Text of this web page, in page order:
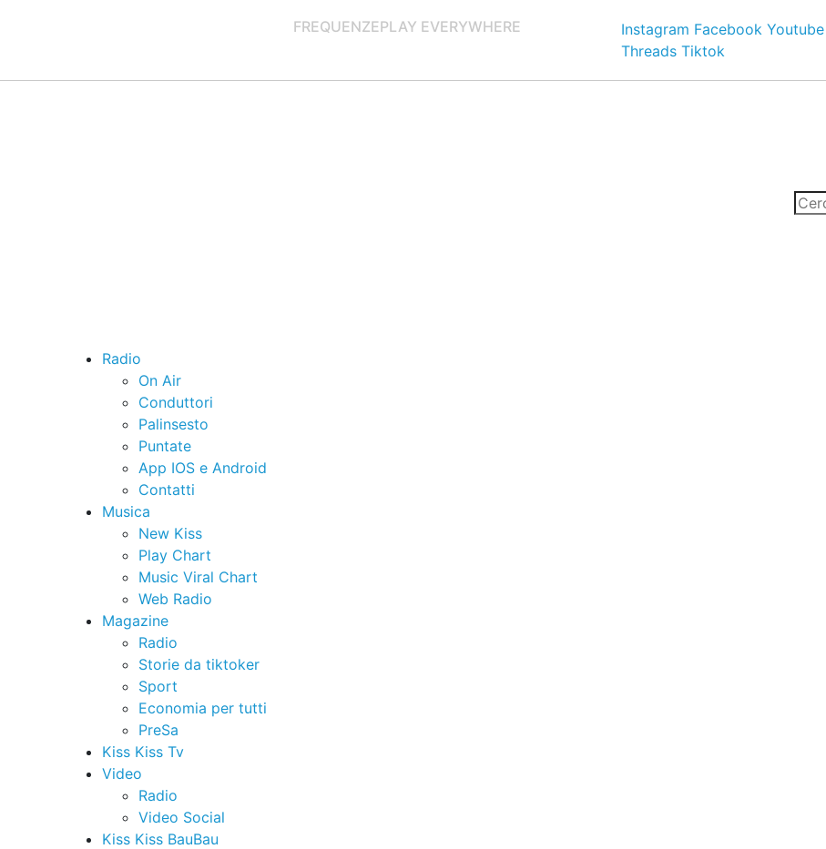
FREQUENZEPLAY EVERYWHERE Instagram Facebook Youtube
Threads Tiktok
Radio
On Air
Conduttori
Palinsesto
Puntate
App IOS e Android
Contatti
Musica
New Kiss
Play Chart
Music Viral Chart
Web Radio
Magazine
Radio
Storie da tiktoker
Sport
Economia per tutti
PreSa
Kiss Kiss Tv
Video
Radio
Video Social
Kiss Kiss BauBau